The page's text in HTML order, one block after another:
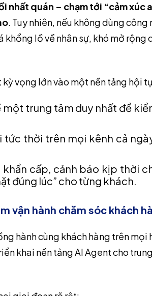
nhất quán – chạm tới “cảm xúc
. Tuy nhiên, nếu không dùng công
khổng lồ về nhân sự, khó mở rộng
vọng lớn vào một nền tảng hội
trung tâm duy nhất để
thời trên mọi kênh cả
cấp, cảnh báo kịp thời
đúng lúc” cho từng khách.
vận hành chăm sóc khách
hành cùng khách hàng trên mọi
khai nền tảng AI Agent cho